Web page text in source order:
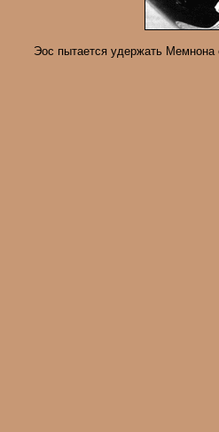
Эос пытается удержать